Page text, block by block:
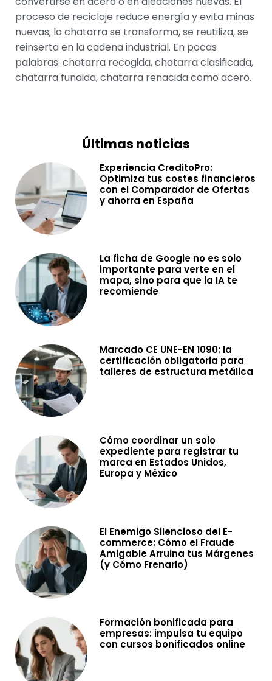
proceso de reciclaje reduce energía y evita minas
nuevas; la chatarra se transforma, se reutiliza, se
reinserta en la cadena industrial. En pocas
palabras: chatarra recogida, chatarra clasificada,
chatarra fundida, chatarra renacida como acero.
Últimas noticias
Experiencia CreditoPro:
Optimiza tus costes financieros
con el Comparador de Ofertas
y ahorra en España
La ficha de Google no es solo
importante para verte en el
mapa, sino para que la IA te
recomiende
Marcado CE UNE-EN 1090: la
certificación obligatoria para
talleres de estructura metálica
Cómo coordinar un solo
expediente para registrar tu
marca en Estados Unidos,
Europa y México
El Enemigo Silencioso del E-
commerce: Cómo el Fraude
Amigable Arruina tus Márgenes
(y Cómo Frenarlo)
Formación bonificada para
empresas: impulsa tu equipo
con cursos bonificados online